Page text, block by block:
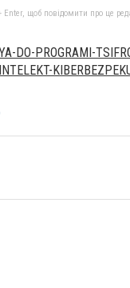
Enter, щоб повідомити про це
DO-PROGRAMI-